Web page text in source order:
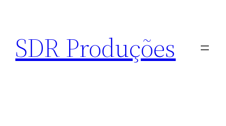
conteúdo
SDR Produções